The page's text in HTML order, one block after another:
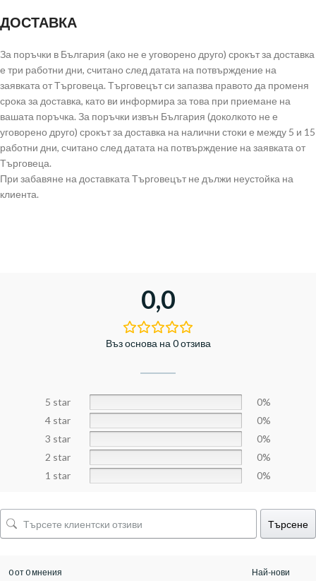
ДОСТАВКА
За поръчки в България (ако не е уговорено друго) срокът за доставка
е три работни дни, считано след датата на потвърждение на
заявката от Търговеца. Търговецът си запазва правото да променя
срока за доставка, като ви информира за това при приемане на
вашата поръчка. За поръчки извън България (доколкото не е
уговорено друго) срокът за доставка на налични стоки е между 5 и 15
работни дни, считано след датата на потвърждение на заявката от
Търговеца.
При забавяне на доставката Търговецът не дължи неустойка на
клиента.
0,0
Въз основа на 0 отзива
5 star
0%
4 star
0%
3 star
0%
2 star
0%
1 star
0%
Търсене
0 от 0 мнения